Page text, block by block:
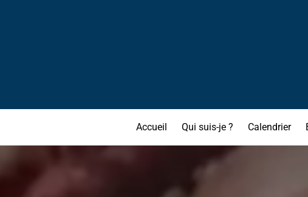
Accueil Qui suis-je ? Calendrier